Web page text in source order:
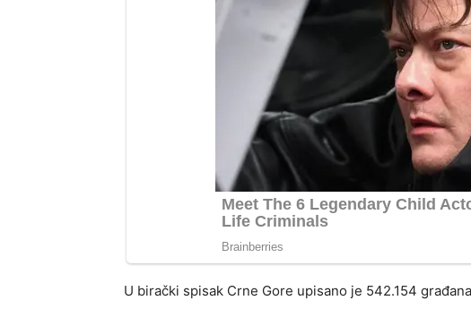
U birački spisak Crne Gore upisano je 542.154